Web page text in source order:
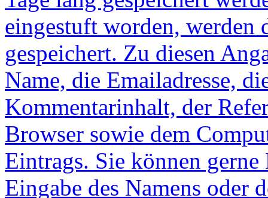
eingestuft worden, werden
gespeichert. Zu diesen
Name, die Emailadresse,
Kommentarinhalt, der
Browser sowie dem
Eintrags. Sie können
Eingabe des Namens oder